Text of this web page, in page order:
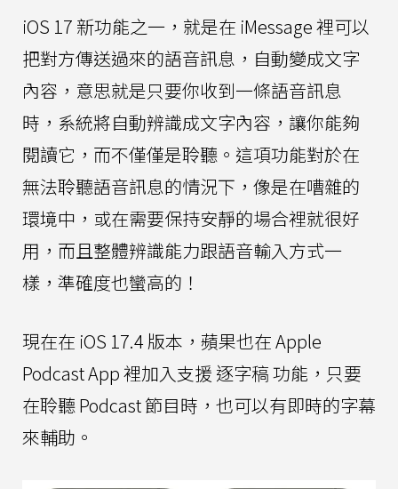
iOS 17 新功能之一，就是在 iMessage 裡可以
把對方傳送過來的語音訊息，自動變成文字
內容，意思就是只要你收到一條語音訊息
時，系統將自動辨識成文字內容，讓你能夠
閱讀它，而不僅僅是聆聽。這項功能對於在
無法聆聽語音訊息的情況下，像是在嘈雜的
環境中，或在需要保持安靜的場合裡就很好
用，而且整體辨識能力跟語音輸入方式一
樣，準確度也蠻高的！
現在在 iOS 17.4 版本，蘋果也在 Apple
Podcast App 裡加入支援 逐字稿 功能，只要
在聆聽 Podcast 節目時，也可以有即時的字幕
來輔助。